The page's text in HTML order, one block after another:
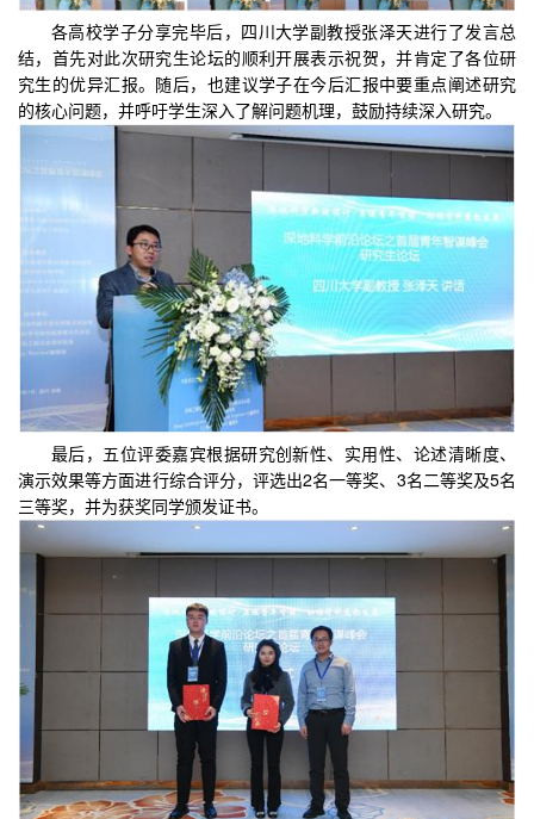
各高校学子分享完毕后，四川大学副教授张泽天进行了发言总
结，首先对此次研究生论坛的顺利开展表示祝贺，并肯定了各位研
究生的优异汇报。随后，也建议学子在今后汇报中要重点阐述研究
的核心问题，并呼吁学生深入了解问题机理，鼓励持续深入研究。
最后，五位评委嘉宾根据研究创新性、实用性、论述清晰度、
演示效果等方面进行综合评分，评选出2名一等奖、3名二等奖及5名
三等奖，并为获奖同学颁发证书。